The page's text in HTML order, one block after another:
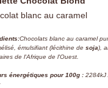
blanc au caramel
Chocolats blanc au caramel
émulsifiant (lécithine de soja),
de l'Afrique de l'Ouest.
énergétiques pour 100g : 2284kJ